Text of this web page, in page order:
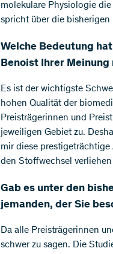
molekulare Physiologie
spricht über die bisherigen
Welche Bedeutung
Benoist Ihrer
Es ist der wichtigste
hohen Qualität der
Preisträgerinnen und
jeweiligen Gebiet zu.
mir diese
den Stoffwechsel
Gab es unter den
jemanden, der Sie
Da alle Preisträgerinnen
schwer zu sagen. Die